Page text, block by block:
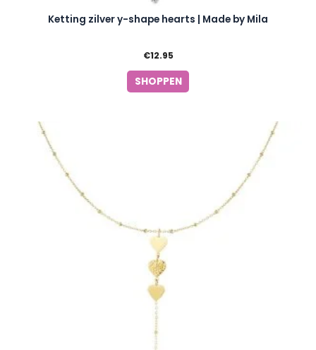
Ketting zilver y-shape hearts | Made by Mila
€12.95
SHOPPEN